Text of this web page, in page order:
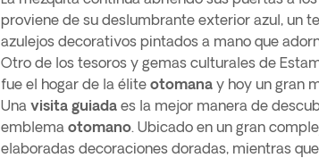
proviene de su deslumbrante exterior azul, un
azulejos decorativos pintados a mano que
Otro de los tesoros y gemas culturales de
fue el hogar de la élite otomana y hoy un gran
Una visita guiada es la mejor manera de
emblema otomano. Ubicado en un gran
elaboradas decoraciones doradas, mientras